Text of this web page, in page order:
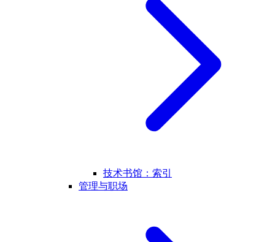
技术书馆：索引
管理与职场